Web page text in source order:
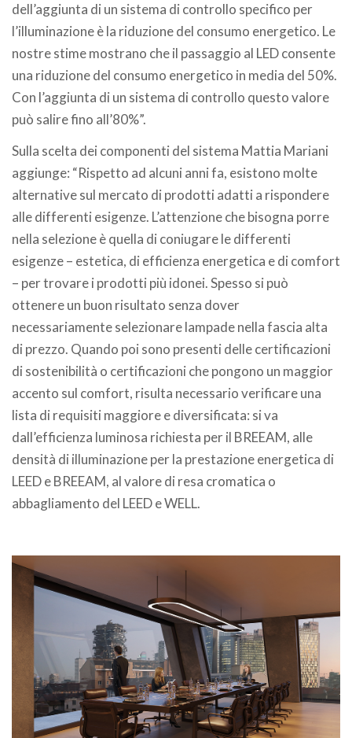
dell’aggiunta di un sistema di controllo specifico per
l’illuminazione è la riduzione del consumo energetico. Le
nostre stime mostrano che il passaggio al LED consente
una riduzione del consumo energetico in media del 50%.
Con l’aggiunta di un sistema di controllo questo valore
può salire fino all’80%”.
Sulla scelta dei componenti del sistema Mattia Mariani
aggiunge: “Rispetto ad alcuni anni fa, esistono molte
alternative sul mercato di prodotti adatti a rispondere
alle differenti esigenze. L’attenzione che bisogna porre
nella selezione è quella di coniugare le differenti
esigenze – estetica, di efficienza energetica e di comfort
– per trovare i prodotti più idonei. Spesso si può
ottenere un buon risultato senza dover
necessariamente selezionare lampade nella fascia alta
di prezzo. Quando poi sono presenti delle certificazioni
di sostenibilità o certificazioni che pongono un maggior
accento sul comfort, risulta necessario verificare una
lista di requisiti maggiore e diversificata: si va
dall’efficienza luminosa richiesta per il BREEAM, alle
densità di illuminazione per la prestazione energetica di
LEED e BREEAM, al valore di resa cromatica o
abbagliamento del LEED e WELL.